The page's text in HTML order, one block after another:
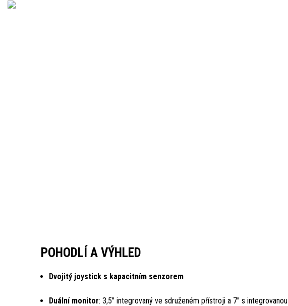
POHODLÍ A VÝHLED
Dvojitý joystick s kapacitním senzorem
Duální monitor: 3,5'' integrovaný ve sdruženém přístroji a 7'' s integrovanou